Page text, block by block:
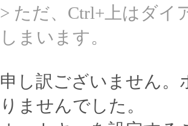
> ただ、Ctrl+上はダイ
しまいます。
申し訳ございません。
りませんでした。